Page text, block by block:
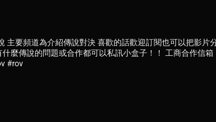
主要頻道為介紹傳說對決 喜歡的話歡迎訂閱也可以把影
麼傳說的問題或合作都可以私訊小盒子！！ 工商合作
#rov